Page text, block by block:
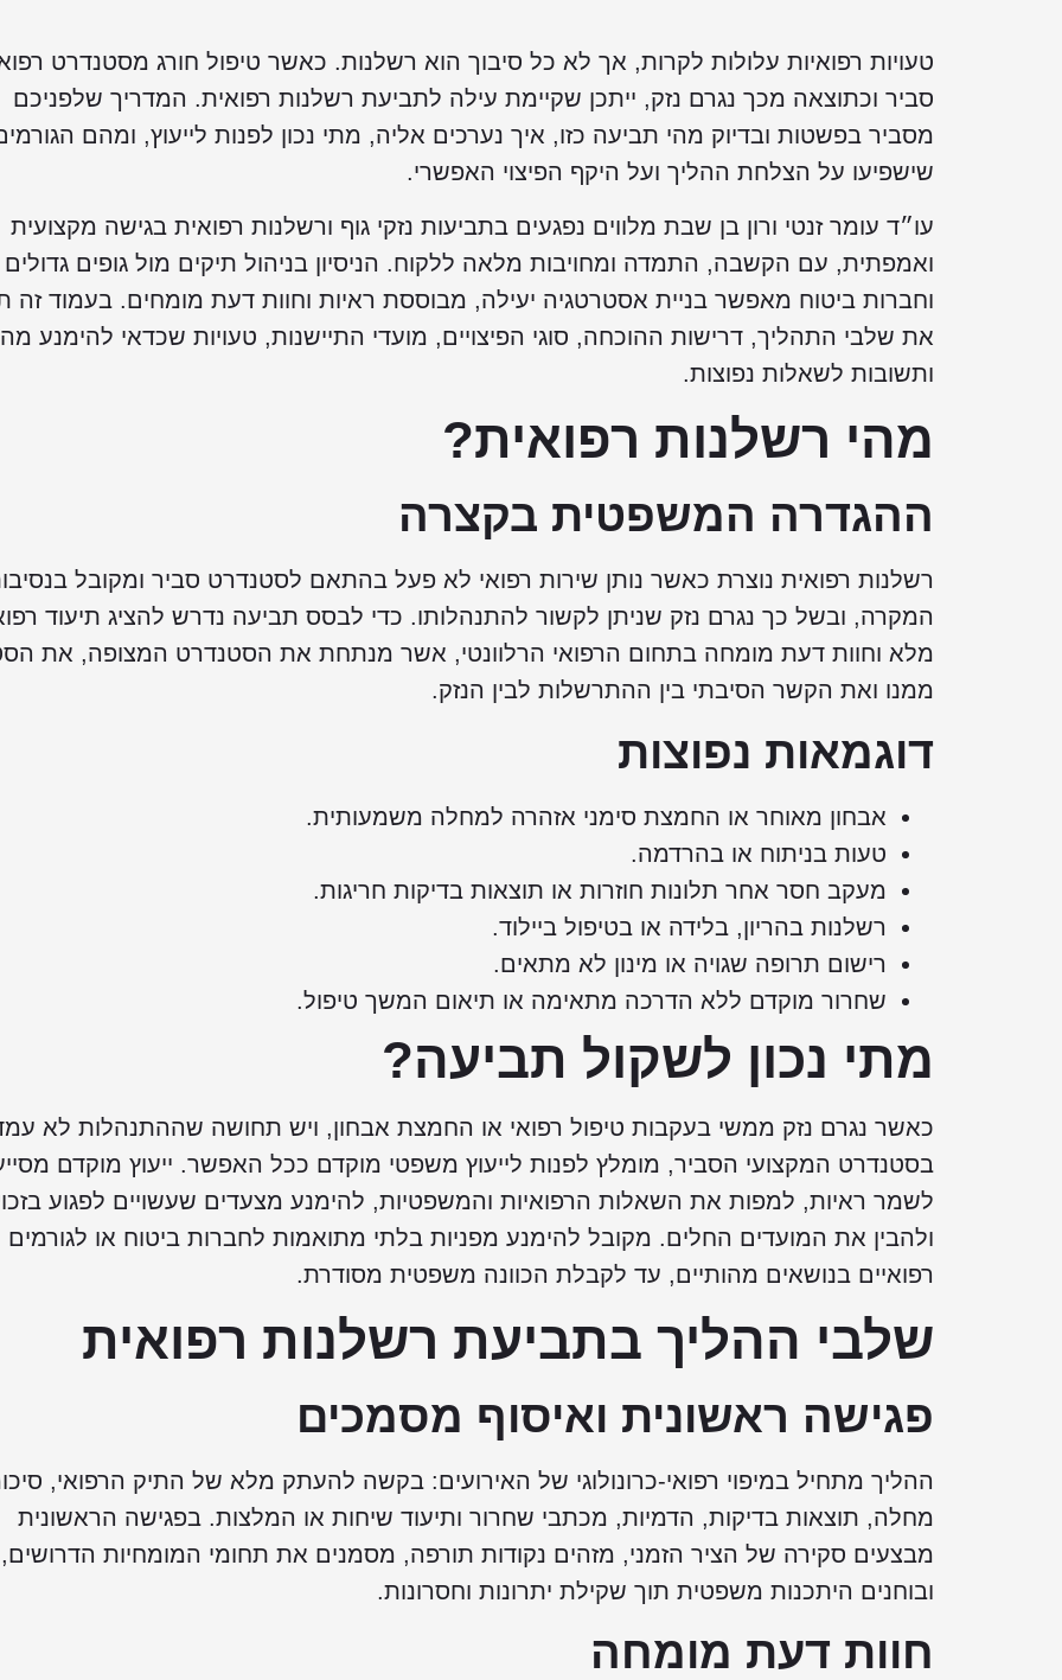
טעויות רפואיות עלולות לקרות, אך לא כל סיבוך הוא רשלנות. כאשר טיפול חורג מסטנדרט
סביר וכתוצאה מכך נגרם נזק, ייתכן שקיימת עילה לתביעת רשלנות רפואית. המדריך שלפניכם
מסביר בפשטות ובדיוק מהי תביעה כזו, איך נערכים אליה, מתי נכון לפנות לייעוץ, ומהם
שישפיעו על הצלחת ההליך ועל היקף הפיצוי האפשרי.
עו״ד עומר זנטי ורון בן שבת מלווים נפגעים בתביעות נזקי גוף ורשלנות רפואית בגישה מקצועית
ואמפתית, עם הקשבה, התמדה ומחויבות מלאה ללקוח. הניסיון בניהול תיקים מול גופים גדולים
וחברות ביטוח מאפשר בניית אסטרטגיה יעילה, מבוססת ראיות וחוות דעת מומחים. בעמוד זה
את שלבי התהליך, דרישות ההוכחה, סוגי הפיצויים, מועדי התיישנות, טעויות שכדאי להימנע
ותשובות לשאלות נפוצות.
מהי רשלנות רפואית?
ההגדרה המשפטית בקצרה
רשלנות רפואית נוצרת כאשר נותן שירות רפואי לא פעל בהתאם לסטנדרט סביר ומקובל
המקרה, ובשל כך נגרם נזק שניתן לקשור להתנהלותו. כדי לבסס תביעה נדרש להציג תיעוד
מלא וחוות דעת מומחה בתחום הרפואי הרלוונטי, אשר מנתחת את הסטנדרט המצופה, את
ממנו ואת הקשר הסיבתי בין ההתרשלות לבין הנזק.
דוגמאות נפוצות
אבחון מאוחר או החמצת סימני אזהרה למחלה משמעותית.
טעות בניתוח או בהרדמה.
מעקב חסר אחר תלונות חוזרות או תוצאות בדיקות חריגות.
רשלנות בהריון, בלידה או בטיפול ביילוד.
רישום תרופה שגויה או מינון לא מתאים.
שחרור מוקדם ללא הדרכה מתאימה או תיאום המשך טיפול.
מתי נכון לשקול תביעה?
כאשר נגרם נזק ממשי בעקבות טיפול רפואי או החמצת אבחון, ויש תחושה שההתנהלות לא
בסטנדרט המקצועי הסביר, מומלץ לפנות לייעוץ משפטי מוקדם ככל האפשר. ייעוץ מוקדם
לשמר ראיות, למפות את השאלות הרפואיות והמשפטיות, להימנע מצעדים שעשויים לפגוע
ולהבין את המועדים החלים. מקובל להימנע מפניות בלתי מתואמות לחברות ביטוח או לגורמים
רפואיים בנושאים מהותיים, עד לקבלת הכוונה משפטית מסודרת.
שלבי ההליך בתביעת רשלנות רפואית
פגישה ראשונית ואיסוף מסמכים
ההליך מתחיל במיפוי רפואי-כרונולוגי של האירועים: בקשה להעתק מלא של התיק הרפואי,
מחלה, תוצאות בדיקות, הדמיות, מכתבי שחרור ותיעוד שיחות או המלצות. בפגישה הראשונית
מבצעים סקירה של הציר הזמני, מזהים נקודות תורפה, מסמנים את תחומי המומחיות הדרושים,
ובוחנים היתכנות משפטית תוך שקילת יתרונות וחסרונות.
חוות דעת מומחה